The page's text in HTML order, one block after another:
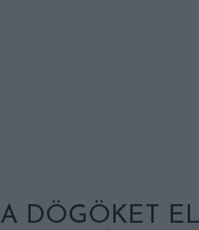
A DÖGÖKET